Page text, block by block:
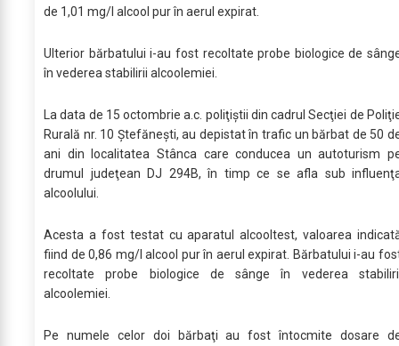
de 1,01 mg/l alcool pur în aerul expirat.
Ulterior bărbatului i-au fost recoltate probe biologice de
în vederea stabilirii alcoolemiei.
La data de 15 octombrie a.c. poliţiştii din cadrul Secţiei de
Rurală nr. 10 Ştefăneşti, au depistat în trafic un bărbat de 50
ani din localitatea Stânca care conducea un autoturism
drumul judeţean DJ 294B, în timp ce se afla sub
alcoolului.
Acesta a fost testat cu aparatul alcooltest, valoarea
fiind de 0,86 mg/l alcool pur în aerul expirat. Bărbatului i-au
recoltate probe biologice de sânge în vederea
alcoolemiei.
Pe numele celor doi bărbaţi au fost întocmite dosare